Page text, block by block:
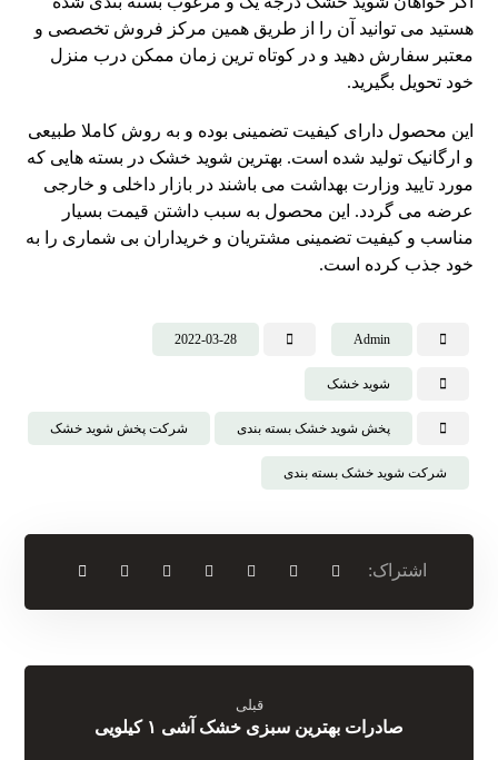
هستید می توانید آن را از طریق همین مرکز فروش تخصصی و
معتبر سفارش دهید و در کوتاه ترین زمان ممکن درب منزل
خود تحویل بگیرید.
این محصول دارای کیفیت تضمینی بوده و به روش کاملا طبیعی
و ارگانیک تولید شده است. بهترین شوید خشک در بسته هایی که
مورد تایید وزارت بهداشت می باشند در بازار داخلی و خارجی
عرضه می گردد. این محصول به سبب داشتن قیمت بسیار
مناسب و کیفیت تضمینی مشتریان و خریداران بی شماری را به
خود جذب کرده است.
Admin
2022-03-28
شوید خشک
پخش شوید خشک بسته بندی شرکت پخش شوید خشک
شرکت شوید خشک بسته بندی
قبلی
صادرات بهترین سبزی خشک آشی ۱ کیلویی